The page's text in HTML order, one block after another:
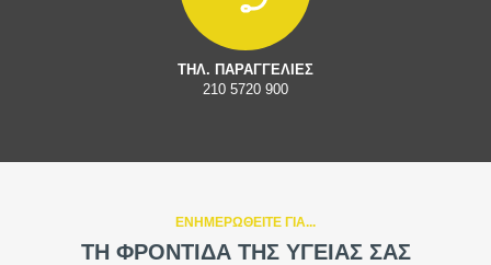
ΤΗΛ. ΠΑΡΑΓΓΕΛΙΕΣ
210 5720 900
ΕΝΗΜΕΡΩΘΕΙΤΕ ΓΙΑ...
ΤΗ ΦΡΟΝΤΙΔΑ ΤΗΣ ΥΓΕΙΑΣ ΣΑΣ